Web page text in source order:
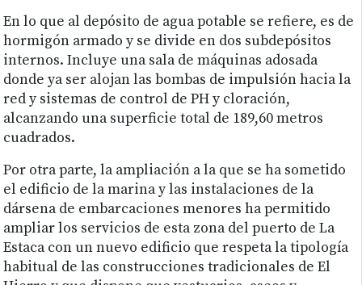
En lo que al depósito de agua potable se refiere, es de
hormigón armado y se divide en dos subdepósitos
internos. Incluye una sala de máquinas adosada
donde ya ser alojan las bombas de impulsión hacia la
red y sistemas de control de PH y cloración,
alcanzando una superficie total de 189,60 metros
cuadrados.
Por otra parte, la ampliación a la que se ha sometido
el edificio de la marina y las instalaciones de la
dársena de embarcaciones menores ha permitido
ampliar los servicios de esta zona del puerto de La
Estaca con un nuevo edificio que respeta la tipología
habitual de las construcciones tradicionales de El